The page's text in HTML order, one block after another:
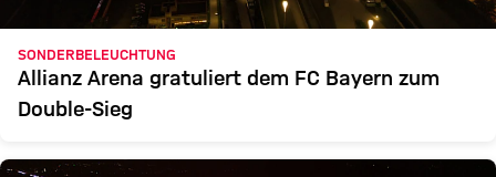
SONDERBELEUCHTUNG
Allianz Arena gratuliert dem FC Bayern zum
Double-Sieg